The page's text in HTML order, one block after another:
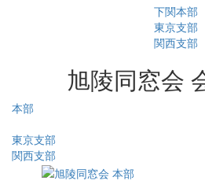
下関本部
東京支部
関西支部
旭陵同窓会
本部
東京支部
関西支部